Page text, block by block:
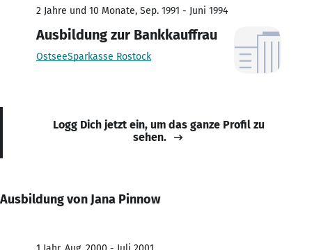
2 Jahre und 10 Monate, Sep. 1991 - Juni 1994
Ausbildung zur Bankkauffrau
OstseeSparkasse Rostock
Logg Dich jetzt ein, um das ganze Profil zu
sehen.
Ausbildung von Jana Pinnow